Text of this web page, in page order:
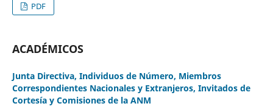
PDF
ACADÉMICOS
Junta Directiva, Individuos de Número, Miembros
Correspondientes Nacionales y Extranjeros, Invitados de
Cortesía y Comisiones de la ANM